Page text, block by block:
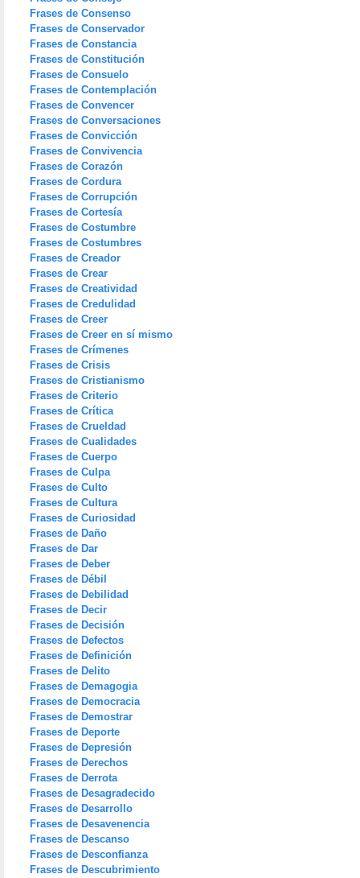
Frases de Consenso
Frases de Conservador
Frases de Constancia
Frases de Constitución
Frases de Consuelo
Frases de Contemplación
Frases de Convencer
Frases de Conversaciones
Frases de Convicción
Frases de Convivencia
Frases de Corazón
Frases de Cordura
Frases de Corrupción
Frases de Cortesía
Frases de Costumbre
Frases de Costumbres
Frases de Creador
Frases de Crear
Frases de Creatividad
Frases de Credulidad
Frases de Creer
Frases de Creer en sí mismo
Frases de Crímenes
Frases de Crisis
Frases de Cristianismo
Frases de Criterio
Frases de Crítica
Frases de Crueldad
Frases de Cualidades
Frases de Cuerpo
Frases de Culpa
Frases de Culto
Frases de Cultura
Frases de Curiosidad
Frases de Daño
Frases de Dar
Frases de Deber
Frases de Débil
Frases de Debilidad
Frases de Decir
Frases de Decisión
Frases de Defectos
Frases de Definición
Frases de Delito
Frases de Demagogia
Frases de Democracia
Frases de Demostrar
Frases de Deporte
Frases de Depresión
Frases de Derechos
Frases de Derrota
Frases de Desagradecido
Frases de Desarrollo
Frases de Desavenencia
Frases de Descanso
Frases de Desconfianza
Frases de Descubrimiento